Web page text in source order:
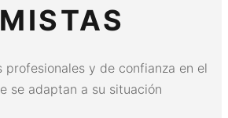
profesionales y de confianza en el
se adaptan a su situación